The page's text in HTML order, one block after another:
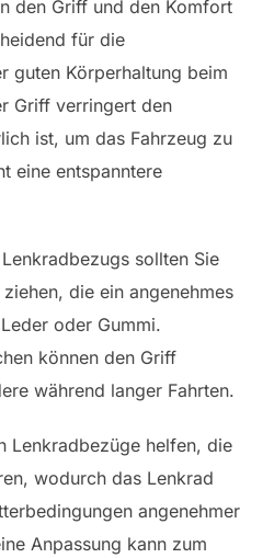
den Griff und den Komfort
für die
guten Körperhaltung beim
Griff verringert den
ist, um das Fahrzeug zu
eine entspanntere
sollten Sie
die ein angenehmes
oder Gummi.
können den Griff
während langer Fahrten.
Lenkradbezüge helfen, die
wodurch das Lenkrad
angenehmer
Anpassung kann zum